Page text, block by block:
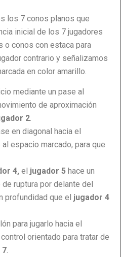
los 7 conos planos que
inicial de los 7 jugadores
o conos con estaca para
contrario y señalizamos
en color amarillo.
mediante un pase al
de aproximación
2.
en diagonal hacia el
espacio marcado, para que
4, el jugador 5 hace un
ruptura por delante del
profundidad que el jugador 4
para jugarlo hacia el
orientado para tratar de
7.